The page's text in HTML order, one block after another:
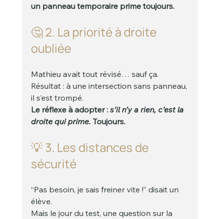
un panneau temporaire prime toujours.
🤔 2. La priorité à droite
oubliée
Mathieu avait tout révisé… sauf ça.
Résultat : à une intersection sans panneau,
il s’est trompé.
Le réflexe à adopter : s’il n’y a rien, c’est la
droite qui prime. Toujours.
💡 3. Les distances de
sécurité
“Pas besoin, je sais freiner vite !” disait un
élève.
Mais le jour du test, une question sur la